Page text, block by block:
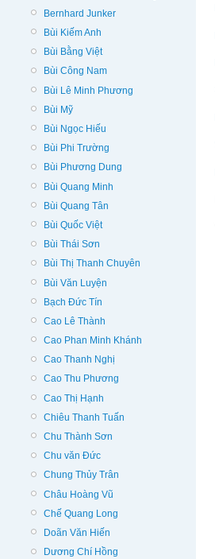
Bernhard Junker
Bùi Kiếm Anh
Bùi Bằng Việt
Bùi Công Nam
Bùi Lê Minh Phương
Bùi Mỹ
Bùi Ngọc Hiếu
Bùi Phi Trường
Bùi Phương Dung
Bùi Quang Minh
Bùi Quang Tân
Bùi Quốc Việt
Bùi Thái Sơn
Bùi Thị Thanh Chuyên
Bùi Văn Luyện
Bạch Đức Tín
Cao Lê Thành
Cao Phan Minh Khánh
Cao Thanh Nghị
Cao Thu Phương
Cao Thị Hạnh
Chiêu Thanh Tuấn
Chu Thành Sơn
Chu văn Đức
Chung Thủy Trân
Châu Hoàng Vũ
Chế Quang Long
Doãn Văn Hiến
Dương Chí Hồng